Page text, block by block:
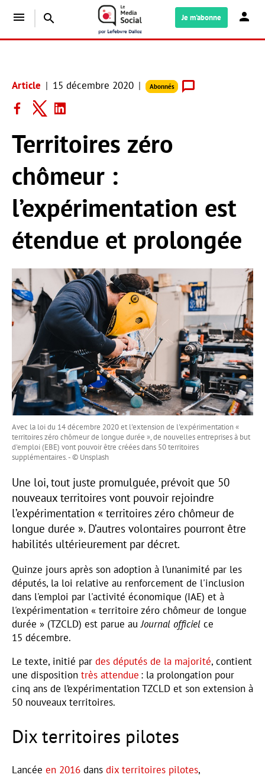
menu search Je m'abonne
Article 15 décembre 2020 Abonnés
Territoires zéro
chômeur :
l’expérimentation est
étendue et prolongée
Avec la loi du 14 décembre 2020 et l'extension de l'expérimentation «
territoires zéro chômeur de longue durée », de nouvelles entreprises à but
d'emploi (EBE) vont pouvoir être créées dans 50 territoires
supplémentaires. - © Unsplash
Une loi, tout juste promulguée, prévoit que 50
nouveaux territoires vont pouvoir rejoindre
l’expérimentation « territoires zéro chômeur de
longue durée ». D’autres volontaires pourront être
habilités ultérieurement par décret.
Quinze jours après son adoption à l’unanimité par les
députés, la loi relative au renforcement de l'inclusion
dans l'emploi par l'activité économique (IAE) et à
l'expérimentation « territoire zéro chômeur de longue
durée » (TZCLD) est parue auJournal officiel ce
15 décembre.
Le texte, initié par des députés de la majorité, contient
une disposition très attendue : la prolongation pour
cinq ans de l’expérimentation TZCLD et son extension à
50 nouveaux territoires.
Dix territoires pilotes
Lancée en 2016 dans dix territoires pilotes,